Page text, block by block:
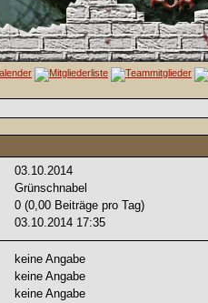
03.10.2014
Grünschnabel
0 (0,00 Beiträge pro Tag)
03.10.2014 17:35
keine Angabe
keine Angabe
keine Angabe